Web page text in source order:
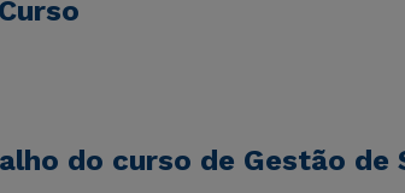
do curso de Gestão de